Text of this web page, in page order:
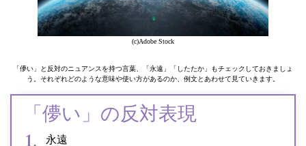
(c)Adobe Stock
「儚い」と反対のニュアンスを持つ言葉、「永遠」「したたか」もチェックしておきましょ
う。それぞれどのような意味や使い方があるのか、例文とあわせて見ていきます。
「儚い」の反対表現
永遠